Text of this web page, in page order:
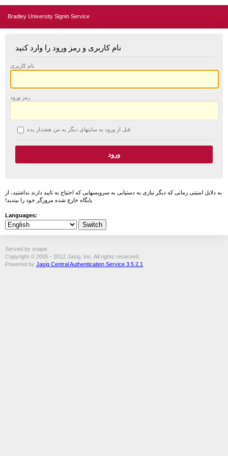
Bradley University Signin Service
نام کاربری و رمز ورود را وارد کنید
نام کاربری
رمز ورود
قبل از ورود به سایتهای دیگر به من هشدار بده
به دلایل امنیتی زمانی که دیگر نیازی به دستیابی به سرویسهایی که احتیاج به تایید دارند نداشتید، از
پایگاه خارج شده مرورگر خود را ببندید!
Languages:
Served by snape
Copyright © 2005 - 2012 Jasig, Inc. All rights reserved.
Powered by Jasig Central Authentication Service 3.5.2.1